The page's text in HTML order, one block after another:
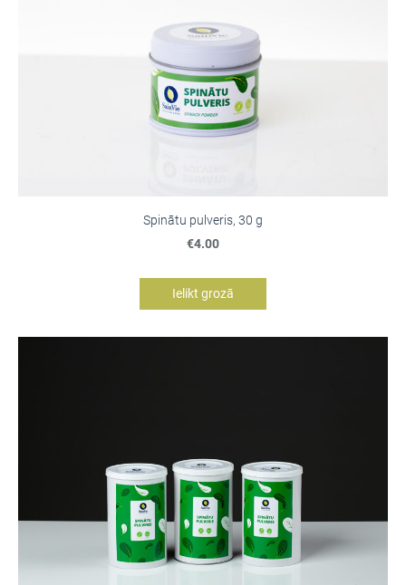
Spinātu pulveris, 30 g
€4.00
Ielikt grozā